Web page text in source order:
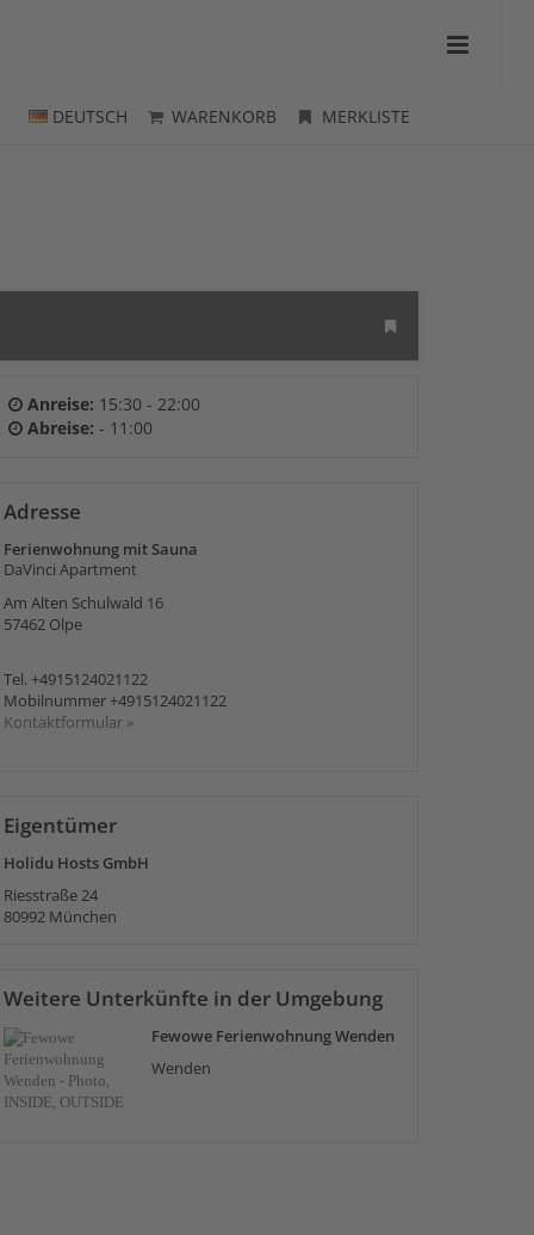
DEUTSCH WARENKORB MERKLISTE
Anreise: 15:30 - 22:00
Abreise: - 11:00
Adresse
Ferienwohnung mit Sauna
DaVinci Apartment
Am Alten Schulwald 16
57462 Olpe
Tel. +4915124021122
Mobilnummer +4915124021122
Kontaktformular »
Eigentümer
Holidu Hosts GmbH
Riesstraße 24
80992 München
Weitere Unterkünfte in der Umgebung
Fewowe Ferienwohnung Wenden
Wenden